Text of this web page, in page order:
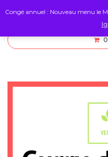
0
Congé annuel : Nouveau menu le